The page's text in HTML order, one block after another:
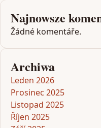
Najnowsze
Žádné komentáře.
Archiwa
Leden 2026
Prosinec 2025
Listopad 2025
Říjen 2025